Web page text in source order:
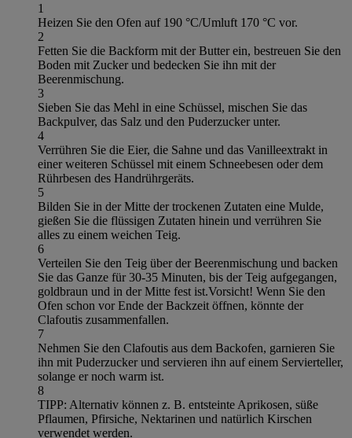
1
Heizen Sie den Ofen auf 190 °C/Umluft 170 °C vor.
2
Fetten Sie die Backform mit der Butter ein, bestreuen Sie den
Boden mit Zucker und bedecken Sie ihn mit der
Beerenmischung.
3
Sieben Sie das Mehl in eine Schüssel, mischen Sie das
Backpulver, das Salz und den Puderzucker unter.
4
Verrühren Sie die Eier, die Sahne und das Vanilleextrakt in
einer weiteren Schüssel mit einem Schneebesen oder dem
Rührbesen des Handrührgeräts.
5
Bilden Sie in der Mitte der trockenen Zutaten eine Mulde,
gießen Sie die flüssigen Zutaten hinein und verrühren Sie
alles zu einem weichen Teig.
6
Verteilen Sie den Teig über der Beerenmischung und backen
Sie das Ganze für 30-35 Minuten, bis der Teig aufgegangen,
goldbraun und in der Mitte fest ist.Vorsicht! Wenn Sie den
Ofen schon vor Ende der Backzeit öffnen, könnte der
Clafoutis zusammenfallen.
7
Nehmen Sie den Clafoutis aus dem Backofen, garnieren Sie
ihn mit Puderzucker und servieren ihn auf einem Servierteller,
solange er noch warm ist.
8
TIPP: Alternativ können z. B. entsteinte Aprikosen, süße
Pflaumen, Pfirsiche, Nektarinen und natürlich Kirschen
verwendet werden.